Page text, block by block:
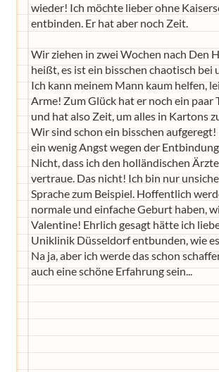
wieder! Ich möchte lieber ohne
entbinden. Er hat aber noch Zeit.
Wir ziehen in zwei Wochen nach Den
heißt, es ist ein bisschen chaotisch bei
Ich kann meinem Mann kaum helfen,
Arme! Zum Glück hat er noch ein paar
und hat also Zeit, um alles in Kartons
Wir sind schon ein bisschen aufgeregt!
ein wenig Angst wegen der
Nicht, dass ich den holländischen
vertraue. Das nicht! Ich bin nur
Sprache zum Beispiel. Hoffentlich
normale und einfache Geburt haben,
Valentine! Ehrlich gesagt hätte ich
Uniklinik Düsseldorf entbunden, wie
Na ja, aber ich werde das schon
auch eine schöne Erfahrung sein...